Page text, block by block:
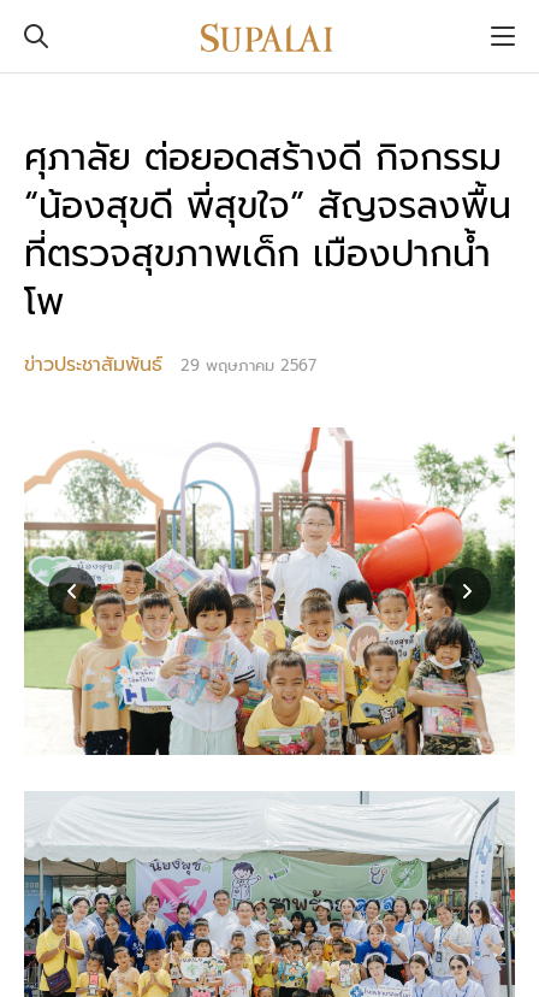
ศุภาลัย ต่อยอดสร้างดี กิจกรรม
“น้องสุขดี พี่สุขใจ” สัญจรลงพื้น
ที่ตรวจสุขภาพเด็ก เมืองปากน้ำ
โพ
ข่าวประชาสัมพันธ์ 29 พฤษภาคม 2567